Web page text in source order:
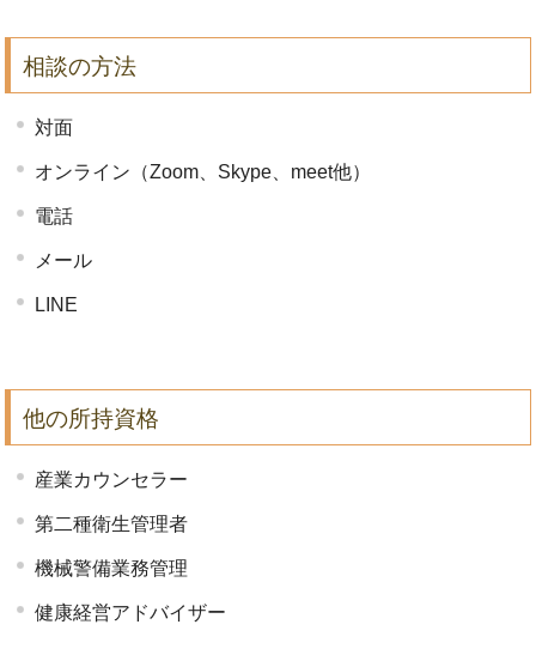
相談の方法
対面
オンライン（Zoom、Skype、meet他）
電話
メール
LINE
他の所持資格
産業カウンセラー
第二種衛生管理者
機械警備業務管理
健康経営アドバイザー